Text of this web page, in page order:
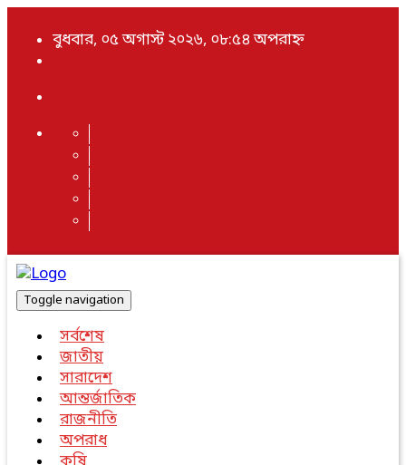
বুধবার, ০৫ অগাস্ট ২০২৬, ০৮:৫৪ অপরাহ্ন
Toggle navigation
সর্বশেষ
জাতীয়
সারাদেশ
আন্তর্জাতিক
রাজনীতি
অপরাধ